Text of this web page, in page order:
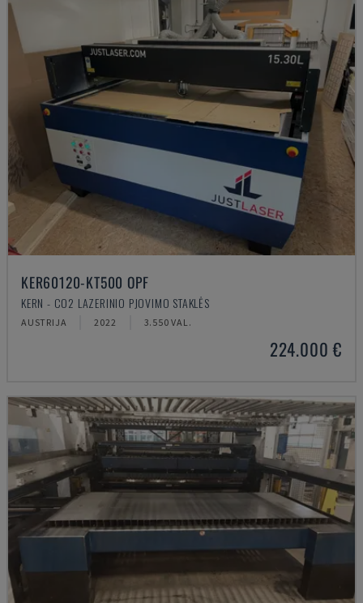
KER60120-KT500 OPF
KERN - CO2 LAZERINIO PJOVIMO STAKLĖS
AUSTRIJA 2022 3.550 VAL.
224.000 €